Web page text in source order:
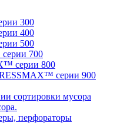
300
400
500
700
серии 800
серии 900
сортировки мусора
перфораторы